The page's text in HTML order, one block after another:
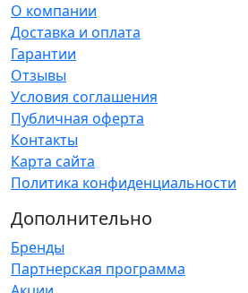
О компании
Доставка и оплата
Гарантии
Отзывы
Условия соглашения
Публичная оферта
Контакты
Карта сайта
Политика конфиденциальности
Дополнительно
Бренды
Партнерская программа